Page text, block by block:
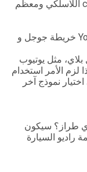
نعم، هذه واجهة اندرويد carplay دعم carplay اللاسلكي ومعظم
هل هذه الواجهة تدعم YouTube Netflix Waze خريطة جوجل و
مثل يوتيوب
لزم الأمر استخدام
نموذج آخر
طراز؟ سيكون
راديو السيارة